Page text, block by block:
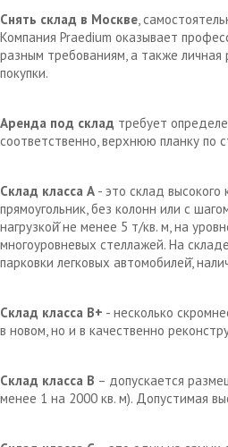
Снять склад в Москве,
Компания Praedium оказывает
разным требованиям, а также
покупки.
Аренда под склад требует
соответственно, верхнюю планку по
Склад класса А - это склад
прямоугольник, без колонн или с
нагрузкой̆ не менее 5 т/кв. м, на
многоуровневых стеллажей. На
парковки легковых автомобилей̆,
Склад класса В+ - несколько
в новом, но и в качественно
Склад класса В – допускается
менее 1 на 2000 кв. м). Допустимая